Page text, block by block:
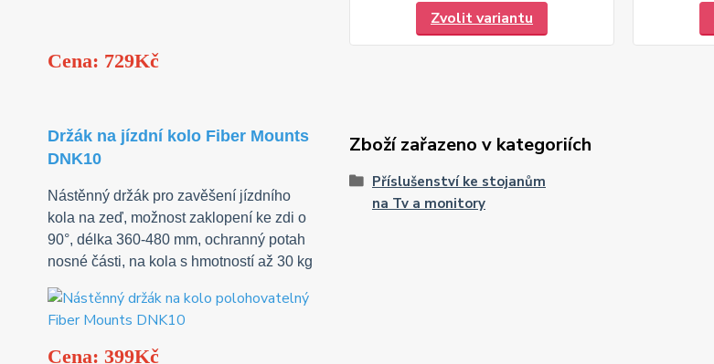
Cena: 729Kč
Držák na jízdní kolo Fiber Mounts
DNK10
Nástěnný držák pro zavěšení jízdního
kola na zeď, možnost zaklopení ke zdi o
90°, délka 360-480 mm, ochranný potah
nosné části, na kola s hmotností až 30 kg
Cena: 399Kč
Zvolit variantu
Zboží zařazeno v kategoriích
Příslušenství ke stojanům
na Tv a monitory